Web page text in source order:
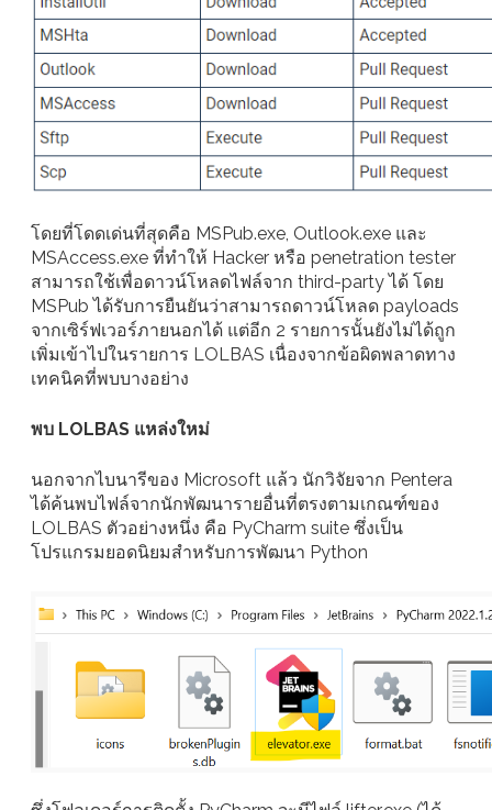
โดยที่โดดเด่นที่สุดคือ MSPub.exe, Outlook.exe และ
MSAccess.exe ที่ทำให้ Hacker หรือ penetration tester
สามารถใช้เพื่อดาวน์โหลดไฟล์จาก third-party ได้ โดย
MSPub ได้รับการยืนยันว่าสามารถดาวน์โหลด payloads
จากเซิร์ฟเวอร์ภายนอกได้ แต่อีก 2 รายการนั้นยังไม่ได้ถูก
เพิ่มเข้าไปในรายการ LOLBAS เนื่องจากข้อผิดพลาดทาง
เทคนิคที่พบบางอย่าง
พบ LOLBAS แหล่งใหม่
นอกจากไบนารีของ Microsoft แล้ว นักวิจัยจาก Pentera
ได้ค้นพบไฟล์จากนักพัฒนารายอื่นที่ตรงตามเกณฑ์ของ
LOLBAS ตัวอย่างหนึ่ง คือ PyCharm suite ซึ่งเป็น
โปรแกรมยอดนิยมสำหรับการพัฒนา Python